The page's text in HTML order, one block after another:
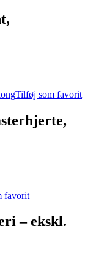
Tilføj som favorit
favorit
– ekskl.